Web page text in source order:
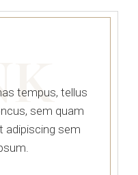
tempus, tellus
sem quam
adipiscing sem